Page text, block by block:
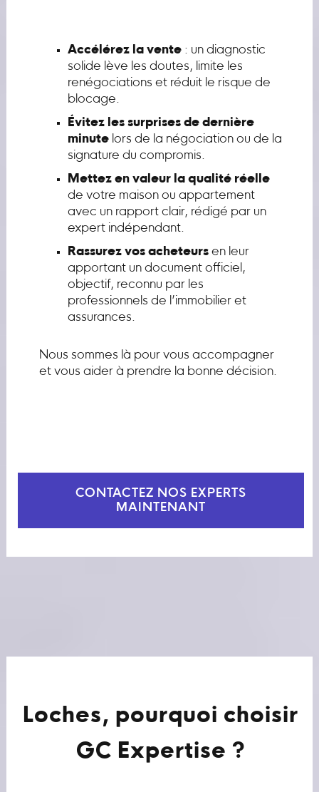
Accélérez la vente: un diagnostic
solide lève les doutes, limite les
renégociations et réduit le risque de
blocage.
Évitez les surprises de dernière
minutelors de la négociation ou de la
signature du compromis.
Mettez en valeur la qualité réelle
de votre maison ou appartement
avec un rapport clair, rédigé par un
expert indépendant.
Rassurez vos acheteursen leur
apportant un document officiel,
objectif, reconnu par les
professionnels de l’immobilier et
assurances.
Nous sommes là pour vous accompagner
et vous aider à prendre la bonne décision.
CONTACTEZ NOS EXPERTS
MAINTENANT
Loches, pourquoi choisir
GC Expertise ?